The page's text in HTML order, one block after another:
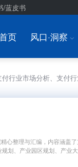
/蓝皮书
页 风口·洞察 I
付行业市场分析、支付
心整理与汇编，内容涵盖
划、产业园区规划、产业